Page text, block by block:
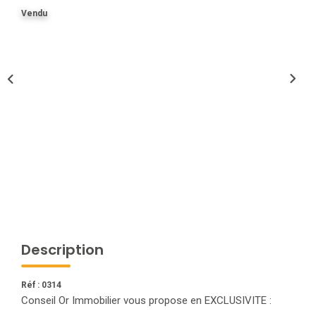
Vendu
Description
Réf : 0314
Conseil Or Immobilier vous propose en EXCLUSIVITE :